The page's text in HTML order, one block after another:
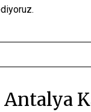
Antalya